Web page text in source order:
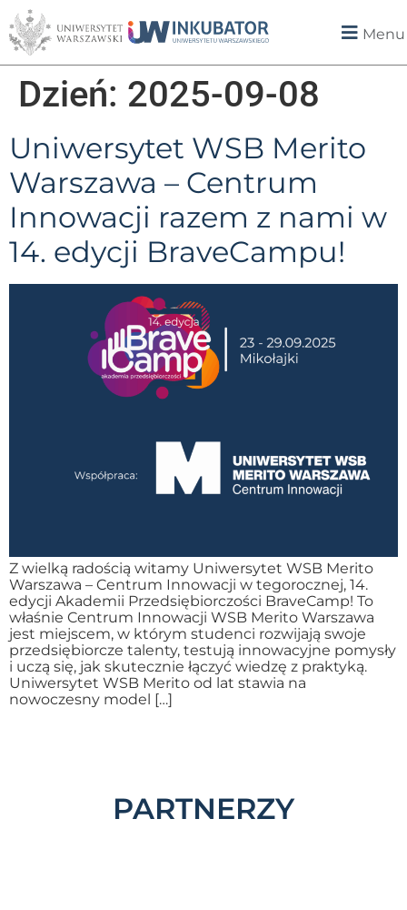
Menu
Dzień: 2025-09-08
Uniwersytet WSB Merito
Warszawa – Centrum
Innowacji razem z nami w
14. edycji BraveCampu!
Z wielką radością witamy Uniwersytet WSB Merito
Warszawa – Centrum Innowacji w tegorocznej, 14.
edycji Akademii Przedsiębiorczości BraveCamp! To
właśnie Centrum Innowacji WSB Merito Warszawa
jest miejscem, w którym studenci rozwijają swoje
przedsiębiorcze talenty, testują innowacyjne pomysły
i uczą się, jak skutecznie łączyć wiedzę z praktyką.
Uniwersytet WSB Merito od lat stawia na
nowoczesny model […]
PARTNERZY